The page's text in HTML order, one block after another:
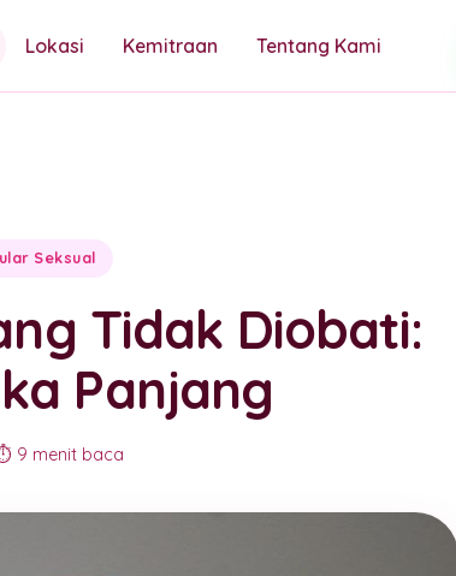
Lokasi Kemitraan Tentang Kami
Seksual
Tidak Diobati:
Panjang
9 menit baca